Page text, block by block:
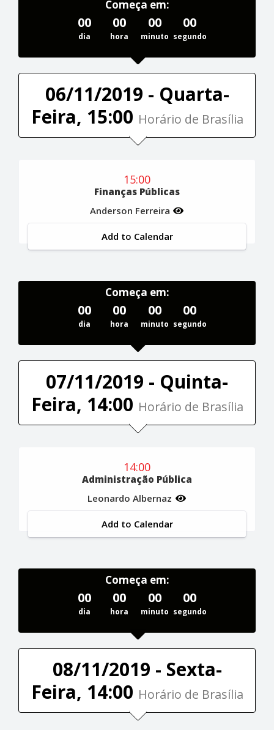
Começa em:
00
dia
00
hora
00
minuto
00
segundo
06/11/2019 - Quarta-
Feira, 15:00 Horário de Brasília
15:00
Finanças Públicas
Anderson Ferreira
Add to Calendar
Começa em:
00
dia
00
hora
00
minuto
00
segundo
07/11/2019 - Quinta-
Feira, 14:00 Horário de Brasília
14:00
Administração Pública
Leonardo Albernaz
Add to Calendar
Começa em:
00
dia
00
hora
00
minuto
00
segundo
08/11/2019 - Sexta-
Feira, 14:00 Horário de Brasília